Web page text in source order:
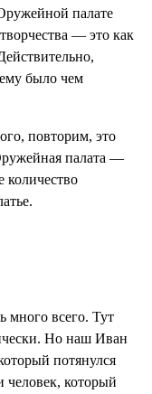
палате
— это как
было чем
повторим, это
палата —
количество
всего. Тут
Но наш Иван
потянулся
человек, который